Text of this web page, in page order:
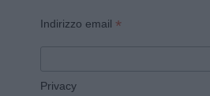
Indirizzo email *
Privacy